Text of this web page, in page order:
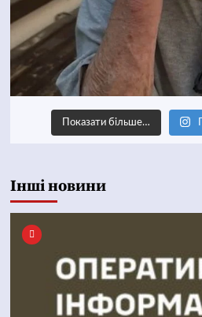
Показати більше…
Інші новини